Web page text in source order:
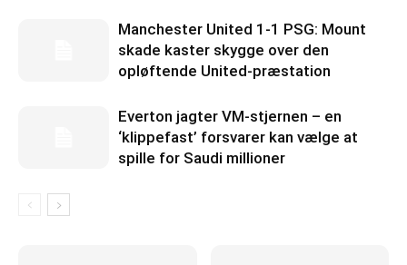
Manchester United 1-1 PSG: Mount
skade kaster skygge over den
opløftende United-præstation
Everton jagter VM-stjernen – en
‘klippefast’ forsvarer kan vælge at
spille for Saudi millioner